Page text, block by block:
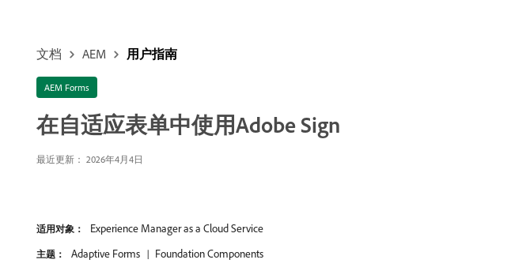
文档 AEM 用户指南
AEM Forms
在自适应表单中使用Adobe Sign
最近更新： 2026年4月4日
适用对象： Experience Manager as a Cloud Service
主题： Adaptive Forms Foundation Components